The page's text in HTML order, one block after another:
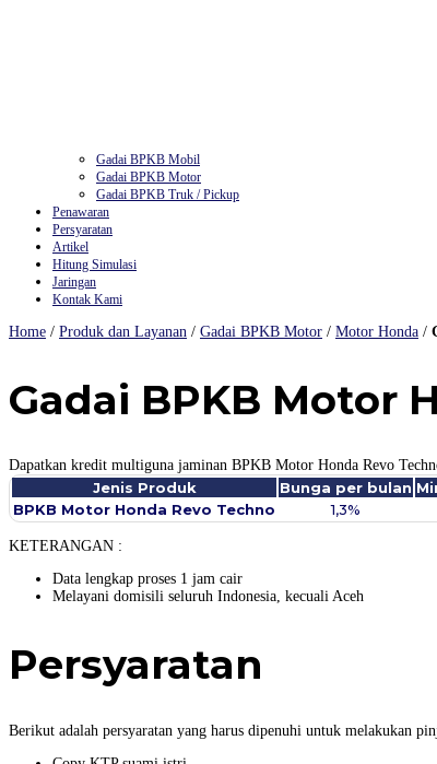
Gadai BPKB Mobil
Gadai BPKB Motor
Gadai BPKB Truk / Pickup
Penawaran
Persyaratan
Artikel
Hitung Simulasi
Jaringan
Kontak Kami
Home / Produk dan Layanan / Gadai BPKB Motor / Motor Honda /
Gadai BPKB Motor
Dapatkan kredit multiguna jaminan BPKB Motor Honda Revo
Jenis Produk Bunga per bulan
BPKB Motor Honda Revo Techno​
1,3%
KETERANGAN :
Data lengkap proses 1 jam cair
Melayani domisili seluruh Indonesia, kecuali Aceh
Persyaratan
Berikut adalah persyaratan yang harus dipenuhi untuk melakukan